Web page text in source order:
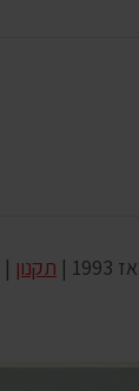
| תקנון |